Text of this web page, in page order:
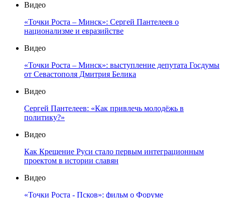
Видео
«Точки Роста – Минск»: Сергей Пантелеев о
национализме и евразийстве
Видео
«Точки Роста – Минск»: выступление депутата Госдумы
от Севастополя Дмитрия Белика
Видео
Сергей Пантелеев: «Как привлечь молодёжь в
политику?»
Видео
Как Крещение Руси стало первым интеграционным
проектом в истории славян
Видео
«Точки Роста - Псков»: фильм о Форуме